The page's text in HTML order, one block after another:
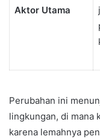
Aktor Utama
Perubahan ini
lingkungan, di mana
karena lemahnya